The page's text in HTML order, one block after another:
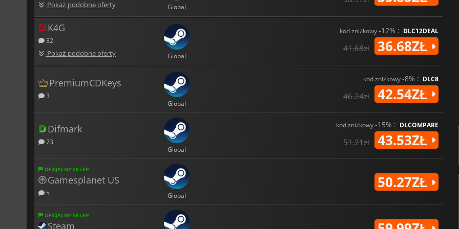
Pokaż podobne oferty Global
K4G
32
Pokaż podobne oferty Global
kod zniżkowy-12% : DLC12DEAL
41.68zł 36.68ZŁ
PremiumCDKeys
3
Global
kod zniżkowy-8% : DLC8
46.24zł 42.54ZŁ
Difmark
73
Global
kod zniżkowy-15% : DLCOMPARE
51.21zł 43.53ZŁ
OFICJALNY SKLEP
Gamesplanet US
5 Global
50.27ZŁ
OFICJALNY SKLEP
Steam